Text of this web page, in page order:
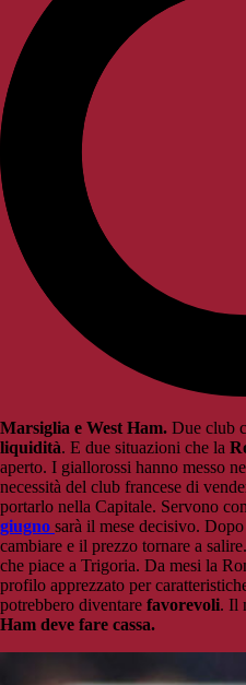
Marsiglia e West Ham. Due club
liquidità. E due situazioni che la
aperto. I giallorossi hanno messo
necessità del club francese di
portarlo nella Capitale. Servono
giugno sarà il mese decisivo.
cambiare e il prezzo tornare a
che piace a Trigoria. Da mesi la
profilo apprezzato per
potrebbero diventare favorevoli. Il
Ham deve fare cassa.